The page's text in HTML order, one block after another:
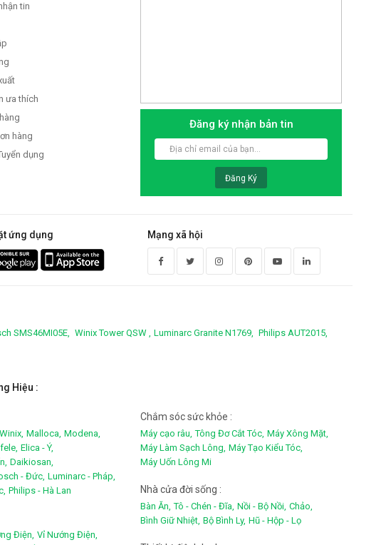
tin
ưa thích
hàng
dụng
Đăng ký nhận bản tin
Đăng Ký
Mạng xã hội
ứng dụng
SMS46MI05E, Winix Tower QSW , Luminarc Granite N1769, Philips AUT2015,
Hiệu :
Winix, Malloca, Modena,
Elica - Ý,
Daikiosan,
- Đức, Luminarc - Pháp,
Philips - Hà Lan
Điện, Vỉ Nướng Điện,
Chắm sóc sức khỏe :
Máy cạo râu, Tông Đơ Cắt Tóc, Máy Xông Mặt,
Máy Làm Sạch Lông, Máy Tạo Kiểu Tóc,
Máy Uốn Lông Mi
Nhà cửa đời sống :
Bàn Ăn, Tô - Chén - Đĩa, Nồi - Bộ Nồi, Chảo,
Bình Giữ Nhiệt, Bộ Bình Ly, Hũ - Hộp - Lọ